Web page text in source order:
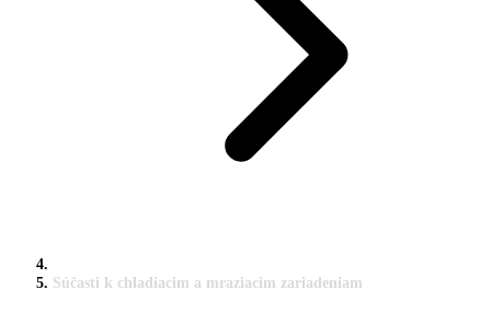
Súčasti k chladiacim a mraziacim zariadeniam